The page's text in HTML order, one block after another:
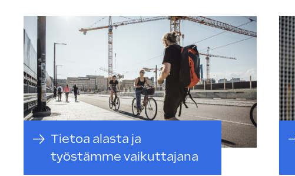
Tietoa alasta ja
työstämme vaikuttajana